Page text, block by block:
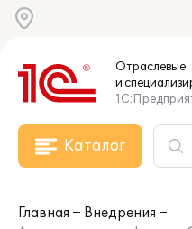
Отраслевые
и
Каталог
Главная
Внедрения